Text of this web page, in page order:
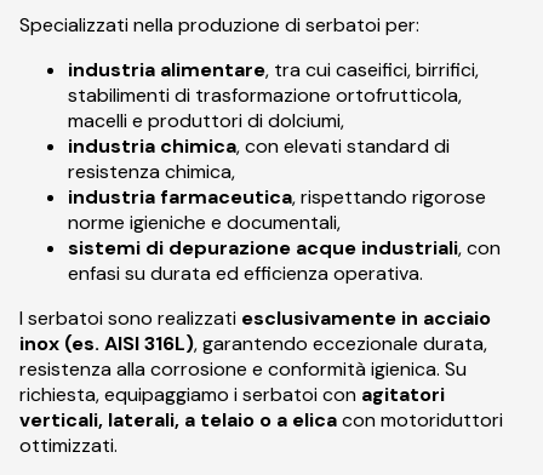
Specializzati nella produzione di serbatoi per:
industria alimentare, tra cui caseifici, birrifici,
stabilimenti di trasformazione ortofrutticola,
macelli e produttori di dolciumi,
industria chimica, con elevati standard di
resistenza chimica,
industria farmaceutica, rispettando rigorose
norme igieniche e documentali,
sistemi di depurazione acque industriali, con
enfasi su durata ed efficienza operativa.
I serbatoi sono realizzati esclusivamente in acciaio
inox (es. AISI 316L), garantendo eccezionale durata,
resistenza alla corrosione e conformità igienica. Su
richiesta, equipaggiamo i serbatoi con agitatori
verticali, laterali, a telaio o a elicacon motoriduttori
ottimizzati.